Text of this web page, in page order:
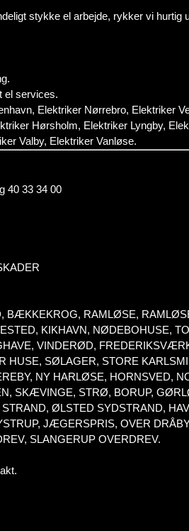
stykke el arbejde, rykker vi hurtig
el services.
Elektriker Nørrebro, Elektriker
Hørsholm, Elektriker Lyngby,
Valby, Elektriker Vanløse.
40 33 34 00
BÆKKEKROG, RAMLØSE,
KIKHAVN, NØDEBOHUSE,
VINDERØD,
HUSE, SØLAGER, STORE
NY HARLØSE, HORNSVED,
SKÆVINGE, STRØ, BORUP,
ØLSTED SYDSTRAND,
JÆGERSPRIS, OVER
SLANGERUP OVERDREV.